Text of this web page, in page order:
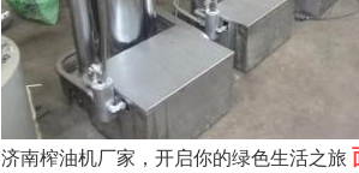
济南榨油机厂家，开启你的绿色生活之旅